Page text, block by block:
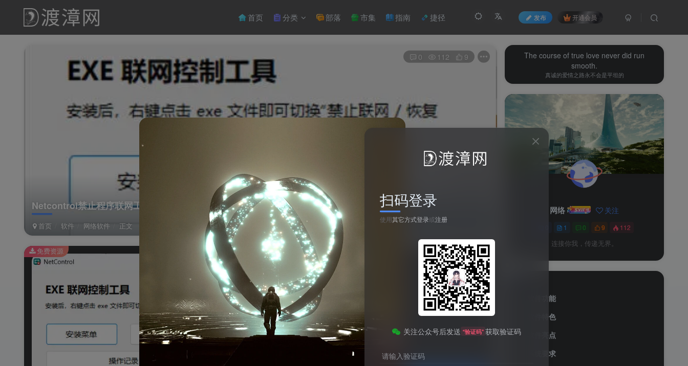
发布 开通会员
首页 分类 部落 市集 指南 捷径
Netcontrol禁止程序联网工具Windows绿色版
首页 软件 网络软件 正文
0 112 9
Netcontrol禁止程序联网工具Windows绿色版
此内容为免费资源，请登录后查看
0
免费资源
The course of true love never did run
smooth.
真诚的爱情之路永不会是平坦的
网络 关注
1 0 9 112
连接你我，传递无界。
软件功能
软件特色
软件亮点
系统要求
扫码登录
使用其它方式登录或注册
关注公众号后发送 “验证码” 获取验证码
请输入验证码